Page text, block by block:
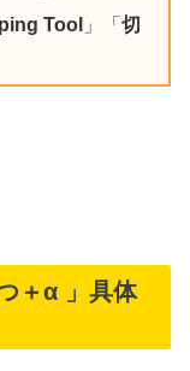
Tool 」「切
＋α 」具体